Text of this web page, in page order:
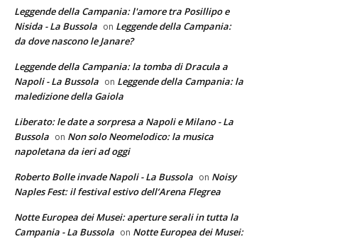
Leggende della Campania: l'amore tra Posillipo e
Nisida - La Bussola on Leggende della Campania:
da dove nascono le Janare?
Leggende della Campania: la tomba di Dracula a
Napoli - La Bussola on Leggende della Campania: la
maledizione della Gaiola
Liberato: le date a sorpresa a Napoli e Milano - La
Bussola on Non solo Neomelodico: la musica
napoletana da ieri ad oggi
Roberto Bolle invade Napoli - La Bussola on Noisy
Naples Fest: il festival estivo dell’Arena Flegrea
Notte Europea dei Musei: aperture serali in tutta la
Campania - La Bussola on Notte Europea dei Musei: